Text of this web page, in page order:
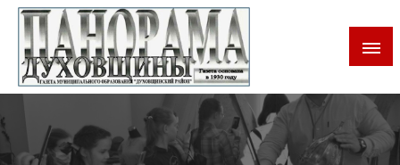
Панорама Духовщины
Газета Духовщинского района Смоленской области